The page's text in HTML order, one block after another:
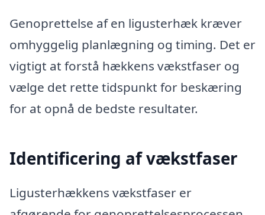
Genoprettelse af en ligusterhæk kræver
omhyggelig planlægning og timing. Det er
vigtigt at forstå hækkens vækstfaser og
vælge det rette tidspunkt for beskæring
for at opnå de bedste resultater.
Identificering af vækstfaser
Ligusterhækkens vækstfaser er